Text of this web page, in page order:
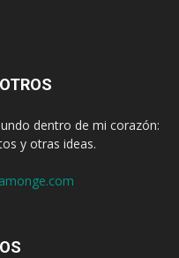
dentro de mi corazón:
y otras ideas.